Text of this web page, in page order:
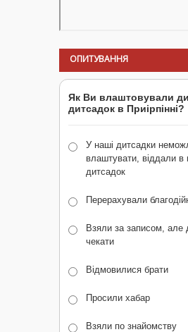
ОПИТУВАННЯ
Як Ви влаштовували
дитсадок в Приірпінні?
У наші дитсадки
влаштувати, віддали в
дитсадок
Перерахували
Взяли за записом, але
чекати
Відмовилися брати
Просили хабар
Взяли по знайомству